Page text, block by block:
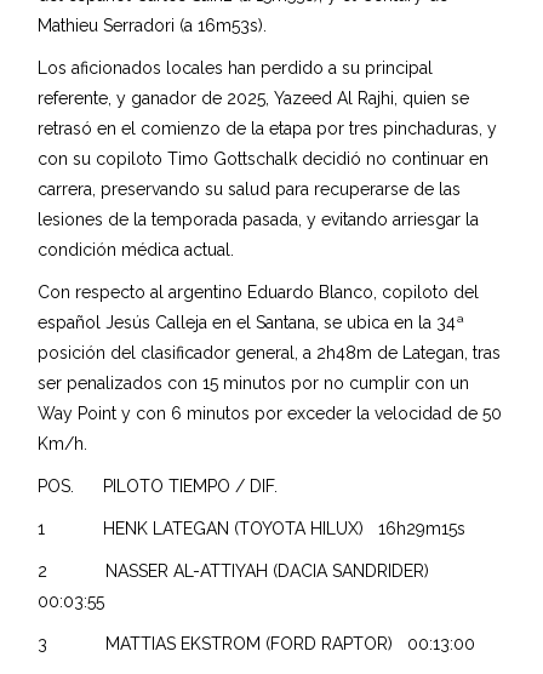
Mathieu Serradori (a 16m53s).
Los aficionados locales han perdido a su principal
referente, y ganador de 2025, Yazeed Al Rajhi, quien se
retrasó en el comienzo de la etapa por tres pinchaduras, y
con su copiloto Timo Gottschalk decidió no continuar en
carrera, preservando su salud para recuperarse de las
lesiones de la temporada pasada, y evitando arriesgar la
condición médica actual.
Con respecto al argentino Eduardo Blanco, copiloto del
español Jesús Calleja en el Santana, se ubica en la 34ª
posición del clasificador general, a 2h48m de Lategan, tras
ser penalizados con 15 minutos por no cumplir con un
Way Point y con 6 minutos por exceder la velocidad de 50
Km/h.
POS. PILOTO TIEMPO / DIF.
1 HENK LATEGAN (TOYOTA HILUX) 16h29m15s
2 NASSER AL-ATTIYAH (DACIA SANDRIDER)
00:03:55
3 MATTIAS EKSTROM (FORD RAPTOR) 00:13:00